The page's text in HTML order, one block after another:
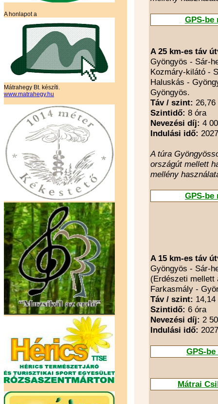
A honlapot a
Mátrahegy Bt. készíti.
www.matrahegy.hu